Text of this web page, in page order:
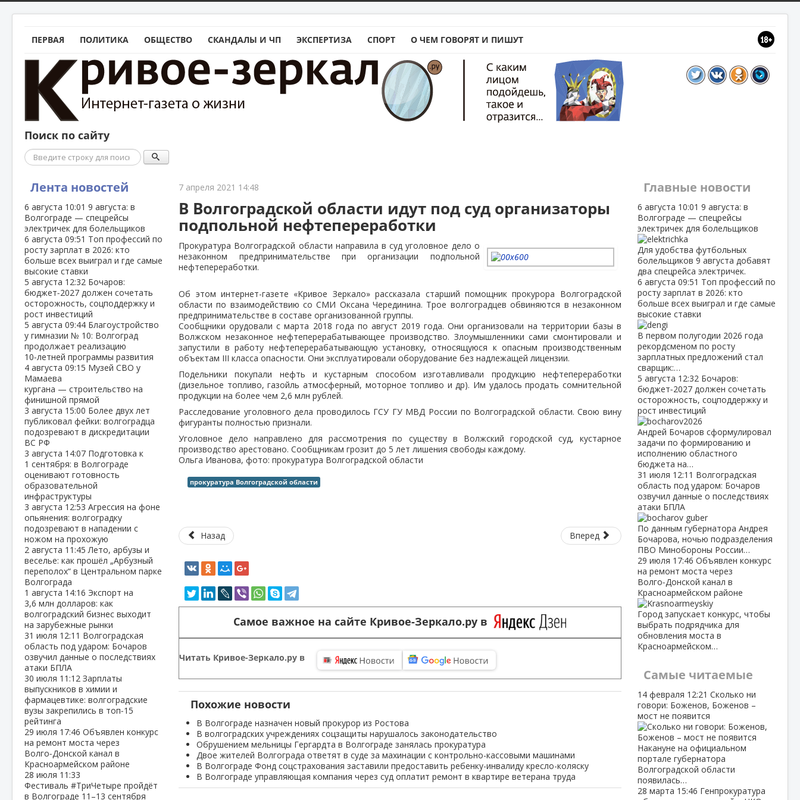
ПЕРВАЯ ПОЛИТИКА ОБЩЕСТВО СКАНДАЛЫ И ЧП ЭКСПЕРТИЗА СПОРТ О ЧЕМ ГОВОРЯТ И ПИШУТ
Поиск по сайту
Поиск
Лента новостей
6 августа 10:01 9 августа: в
Волгограде — спецрейсы
электричек для болельщиков
6 августа 09:51 Топ профессий по
росту зарплат в 2026: кто
больше всех выиграл и где самые
высокие ставки
5 августа 12:32 Бочаров:
бюджет‑2027 должен сочетать
осторожность, соцподдержку и
рост инвестиций
5 августа 09:44 Благоустройство
у гимназии № 10: Волгоград
продолжает реализацию
10‑летней программы развития
4 августа 09:15 Музей СВО у
Мамаева
кургана — строительство на
финишной прямой
3 августа 15:00 Более двух лет
публиковал фейки: волгоградца
подозревают в дискредитации
ВС РФ
3 августа 14:07 Подготовка к
1 сентября: в Волгограде
оценивают готовность
образовательной
инфраструктуры
3 августа 12:53 Агрессия на фоне
опьянения: волгоградку
подозревают в нападении с
ножом на прохожую
2 августа 11:45Лето, арбузы и
веселье: как прошёл „Арбузный
переполох“ в Центральном парке
Волгограда
1 августа 14:16 Экспорт на
3,6 млн долларов: как
волгоградский бизнес выходит
на зарубежные рынки
31 июля 12:11 Волгоградская
область под ударом: Бочаров
озвучил данные о последствиях
атаки БПЛА
30 июля 11:12 Зарплаты
выпускников в химии и
фармацевтике: волгоградские
вузы закрепились в топ‑15
рейтинга
29 июля 17:46 Объявлен конкурс
на ремонт моста через
Волго‑Донской канал в
Красноармейском районе
28 июля 11:33
Фестиваль #ТриЧетыре пройдёт
в Волгограде 11–13 сентября
7 апреля 2021 14:48
В Волгоградской области идут под суд организаторы
подпольной нефтепереработки
Прокуратура Волгоградской области направила в суд уголовное дело о
незаконном предпринимательстве при организации подпольной
нефтепереработки.
Об этом интернет-газете «Кривое Зеркало» рассказала старший помощник прокурора Волгоградской
области по взаимодействию со СМИ Оксана Черединина. Трое волгоградцев обвиняются в незаконном
предпринимательстве в составе организованной группы.
Сообщники орудовали с марта 2018 года по август 2019 года. Они организовали на территории базы в
Волжском незаконное нефтеперерабатывающее производство. Злоумышленники сами смонтировали и
запустили в работу нефтеперерабатывающую установку, относящуюся к опасным производственным
объектам III класса опасности. Они эксплуатировали оборудование без надлежащей лицензии.
Подельники покупали нефть и кустарным способом изготавливали продукцию нефтепереработки
(дизельное топливо, газойль атмосферный, моторное топливо и др). Им удалось продать сомнительной
продукции на более чем 2,6 млн рублей.
Расследование уголовного дела проводилось ГСУ ГУ МВД России по Волгоградской области. Свою вину
фигуранты полностью признали.
Уголовное дело направлено для рассмотрения по существу в Волжский городской суд, кустарное
производство арестовано. Сообщникам грозит до 5 лет лишения свободы каждому.
Ольга Иванова, фото: прокуратура Волгоградской области
прокуратура Волгоградской области
Назад Вперед
Самое важное на сайте Кривое-Зеркало.ру в
Читать Кривое-Зеркало.ру в
Похожие новости
В Волгограде назначен новый прокурор из Ростова
В волгоградских учреждениях соцзащиты нарушалось законодательство
Обрушением мельницы Гергардта в Волгограде занялась прокуратура
Двое жителей Волгограда ответят в суде за махинации с контрольно-кассовыми машинами
В Волгограде Фонд соцстрахования заставили предоставить ребенку-инвалиду кресло-коляску
В Волгограде управляющая компания через суд оплатит ремонт в квартире ветерана труда
Главные новости
6 августа 10:01 9 августа: в
Волгограде — спецрейсы
электричек для болельщиков
Для удобства футбольных
болельщиков 9 августа добавят
два спецрейса электричек.
6 августа 09:51 Топ профессий по
росту зарплат в 2026: кто
больше всех выиграл и где самые
высокие ставки
В первом полугодии 2026 года
рекордсменом по росту
зарплатных предложений стал
сварщик:…
5 августа 12:32 Бочаров:
бюджет‑2027 должен сочетать
осторожность, соцподдержку и
рост инвестиций
Андрей Бочаров сформулировал
задачи по формированию и
исполнению областного
бюджета на…
31 июля 12:11 Волгоградская
область под ударом: Бочаров
озвучил данные о последствиях
атаки БПЛА
По данным губернатора Андрея
Бочарова, ночью подразделения
ПВО Минобороны России…
29 июля 17:46 Объявлен конкурс
на ремонт моста через
Волго‑Донской канал в
Красноармейском районе
Город запускает конкурс, чтобы
выбрать подрядчика для
обновления моста в
Красноармейском…
Самые читаемые
14 февраля 12:21 Сколько ни
говори: Боженов, Боженов –
мост не появится
Накануне на официальном
портале губернатора
Волгоградской области
появилась…
28 марта 15:46 Генпрокуратура